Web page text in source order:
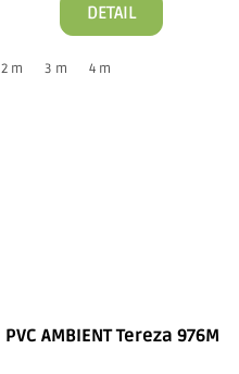
DETAIL
2 m 3 m 4 m
PVC AMBIENT Tereza 976M